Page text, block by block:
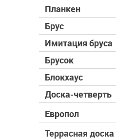
Планкен
Брус
Имитация бруса
Брусок
Блокхаус
Доска-четверть
Европол
Террасная доска